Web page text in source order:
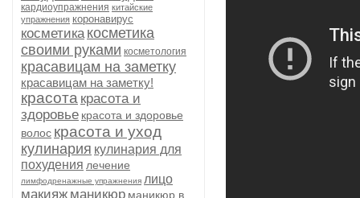
кардиоупражнения китайские
упражнения коронавирус
косметика косметика
своими руками косметология
красавицам на заметку
красавицам на заметку!
красота красота и
здоровье красота и здоровье
волос красота и уход
кулинария кулинария для
похудения лечение
лимфодренажные упражнения лицо
макияж маникюр маникюр в